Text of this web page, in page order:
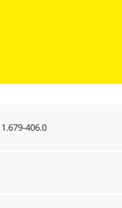
1.679-406.0